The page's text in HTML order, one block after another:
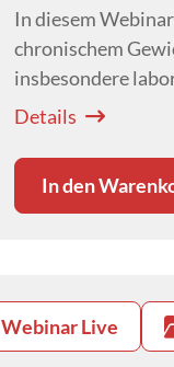
In diesem
chronischem
insbesondere
Möglichkeiten von
Details
In den
Webinar Live